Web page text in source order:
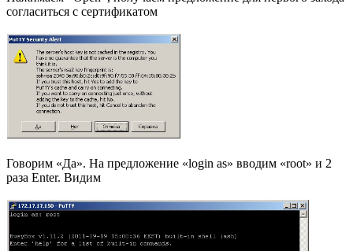
Нажимаем «Open», получаем предложение для первого захода
согласиться с сертификатом